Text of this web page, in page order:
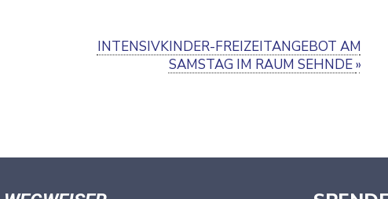
INTENSIVKINDER-FREIZEIT­AN­GEBOT AM
SAMSTAG IM RAUM SEHNDE»